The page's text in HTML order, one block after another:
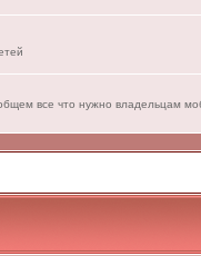
все что нужно владельцам